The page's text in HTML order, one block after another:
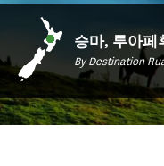
승마, 루아페
By Destination